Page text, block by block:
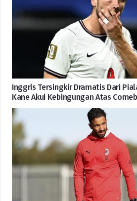
Inggris Tersingkir Dramatis Dari
Kane Akui Kebingungan Atas